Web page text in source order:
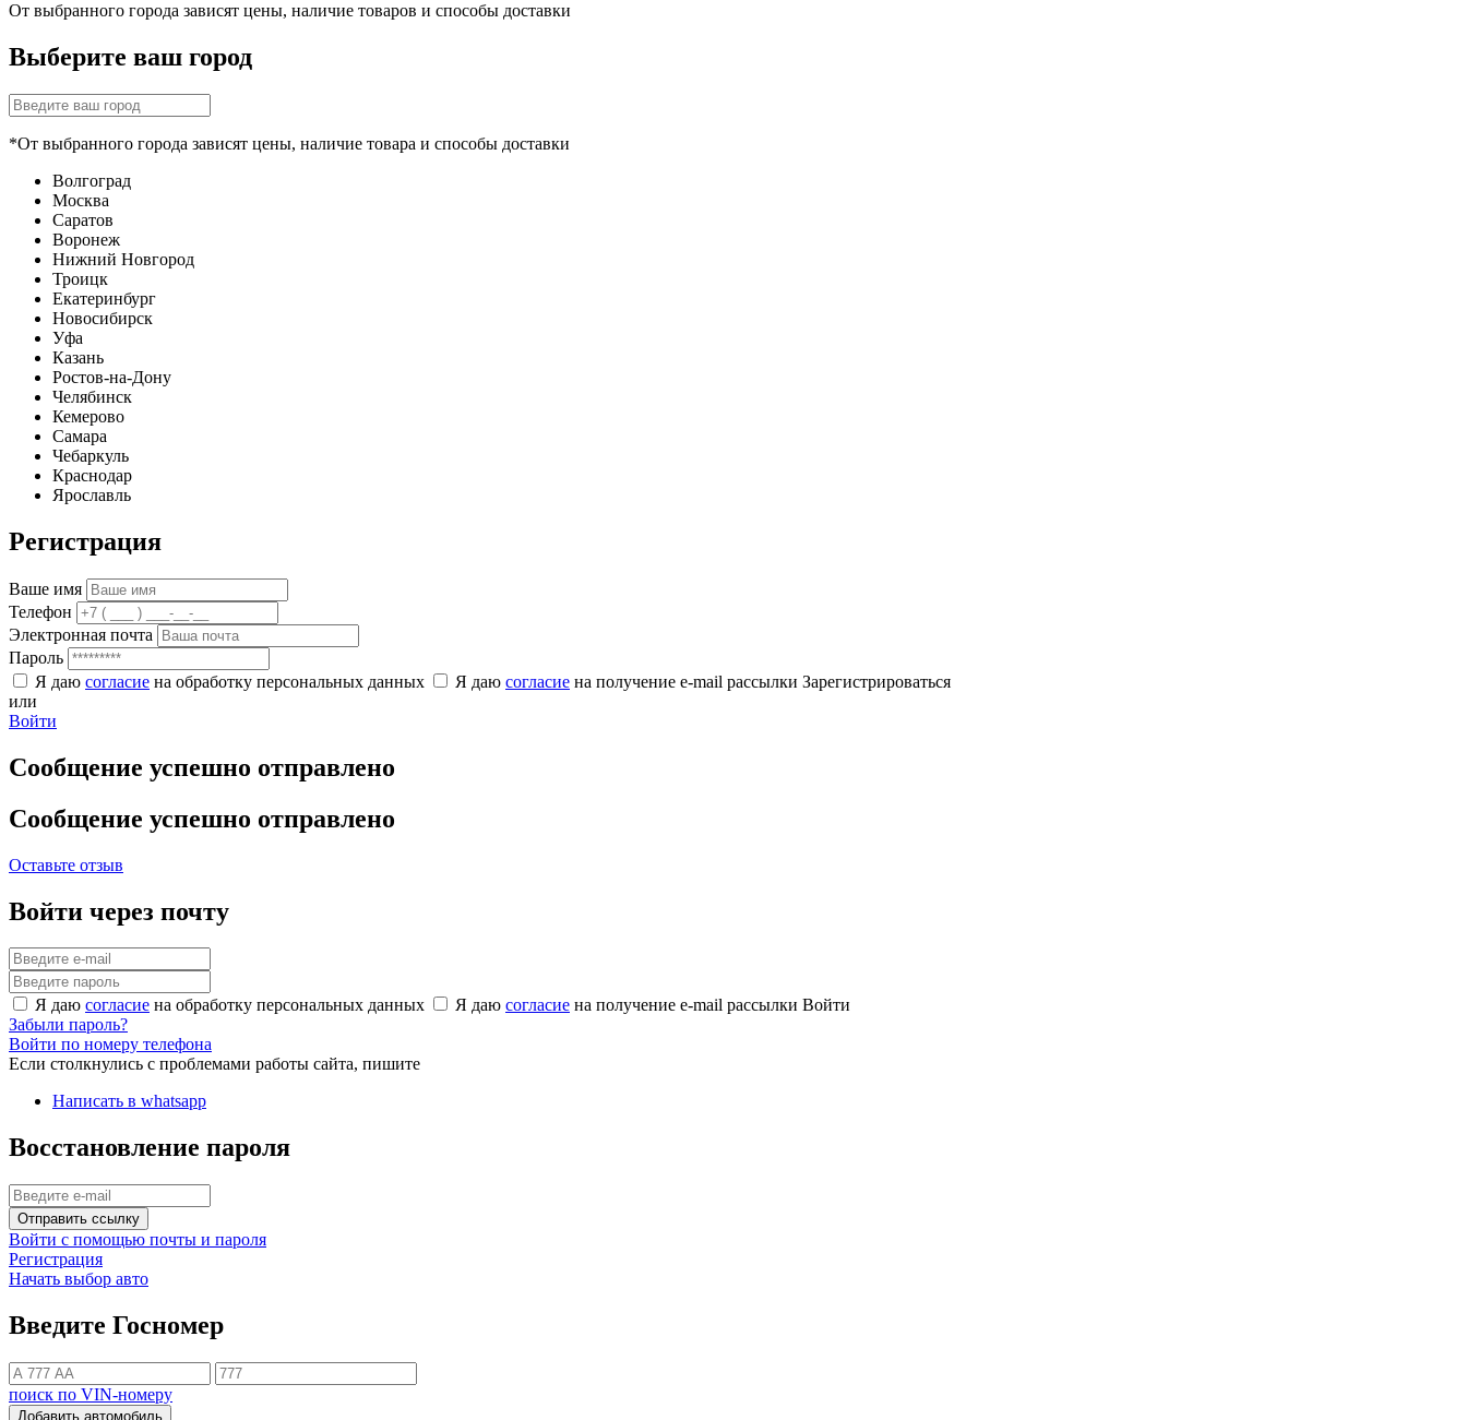
От выбранного города зависят цены, наличие товаров и способы доставки
Выберите ваш город
*От выбранного города зависят цены, наличие товара и способы доставки
Волгоград
Москва
Саратов
Воронеж
Нижний Новгород
Троицк
Екатеринбург
Новосибирск
Уфа
Казань
Ростов-на-Дону
Челябинск
Кемерово
Самара
Чебаркуль
Краснодар
Ярославль
Регистрация
Ваше имя
Телефон
Электронная почта
Пароль
Я даю согласие на обработку персональных данных Я даю согласие на получение e-mail рассылки Зарегистрироваться
или
Войти
Сообщение успешно отправлено
Сообщение успешно отправлено
Оставьте отзыв
Войти через почту
Я даю согласие на обработку персональных данных Я даю согласие на получение e-mail рассылки Войти
Забыли пароль?
Войти по номеру телефона
Если столкнулись с проблемами работы сайта, пишите
Написать в whatsapp
Восстановление пароля
Отправить ссылку
Войти с помощью почты и пароля
Регистрация
Начать выбор авто
Введите Госномер
поиск по VIN-номеру
Добавить автомобиль